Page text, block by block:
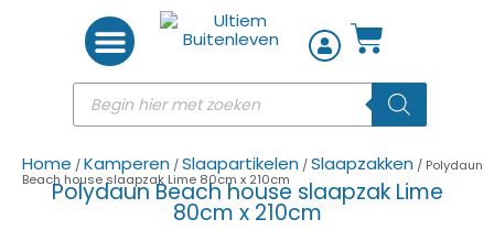
Home /Kamperen /Slaapartikelen /Slaapzakken / Polydaun
Beach house slaapzak Lime 80cm x 210cm
Polydaun Beach house slaapzak Lime
80cm x 210cm